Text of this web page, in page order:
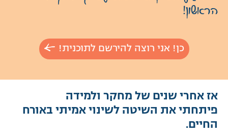
הראשון!
כן! אני רוצה להירשם לתוכנית!
אז אחרי שנים של מחקר ולמידה
פיתחתי את השיטה לשינוי אמיתי באורח
החיים.